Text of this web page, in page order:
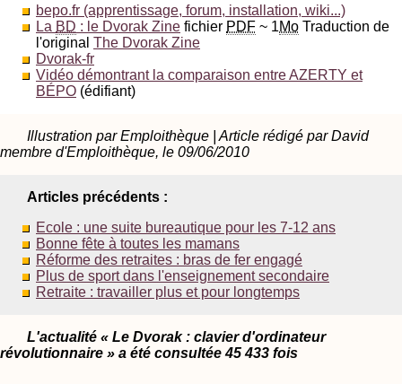
bepo.fr (apprentissage, forum, installation, wiki...)
La BD : le Dvorak Zine fichier PDF ~ 1Mo Traduction de
l'original The Dvorak Zine
Dvorak-fr
Vidéo démontrant la comparaison entre AZERTY et
BÉPO (édifiant)
Illustration par Emploithèque | Article rédigé par David
membre d'Emploithèque, le 09/06/2010
Articles précédents :
Ecole : une suite bureautique pour les 7-12 ans
Bonne fête à toutes les mamans
Réforme des retraites : bras de fer engagé
Plus de sport dans l'enseignement secondaire
Retraite : travailler plus et pour longtemps
L'actualité « Le Dvorak : clavier d'ordinateur
révolutionnaire » a été consultée 45 433 fois